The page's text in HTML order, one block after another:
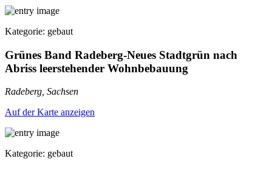
Kategorie: gebaut
Grünes Band Radeberg-Neues Stadtgrün nach
Abriss leerstehender Wohnbebauung
Radeberg, Sachsen
Auf der Karte anzeigen
Kategorie: gebaut